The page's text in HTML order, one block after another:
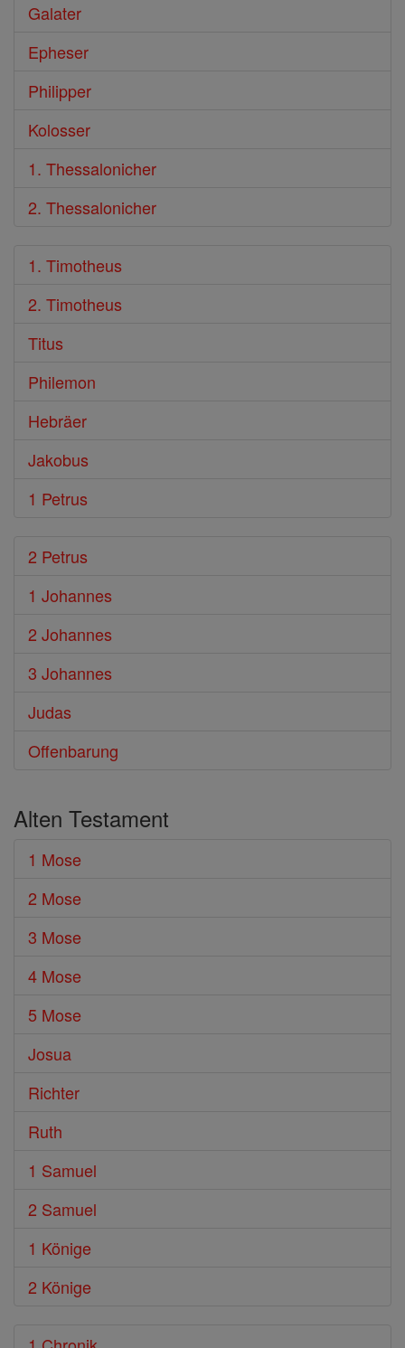
Galater
Epheser
Philipper
Kolosser
1. Thessalonicher
2. Thessalonicher
1. Timotheus
2. Timotheus
Titus
Philemon
Hebräer
Jakobus
1 Petrus
2 Petrus
1 Johannes
2 Johannes
3 Johannes
Judas
Offenbarung
Alten Testament
1 Mose
2 Mose
3 Mose
4 Mose
5 Mose
Josua
Richter
Ruth
1 Samuel
2 Samuel
1 Könige
2 Könige